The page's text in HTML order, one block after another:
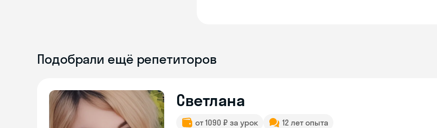
Подобрали ещё репетиторов
Светлана
от 1090 ₽ за урок 12 лет опыта